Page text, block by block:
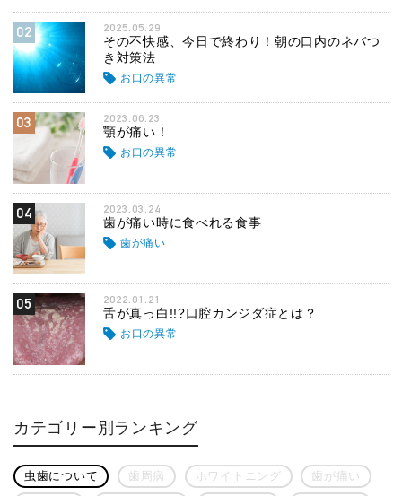
02 2025.05.29
その不快感、今日で終わり！朝の口内のネバつ
き対策法
お口の異常
03 2023.06.23
顎が痛い！
お口の異常
04 2023.03.24
歯が痛い時に食べれる食事
歯が痛い
05 2022.01.21
舌が真っ白!!?口腔カンジダ症とは？
お口の異常
カテゴリー別ランキング
虫歯について 歯周病 ホワイトニング 歯が痛い